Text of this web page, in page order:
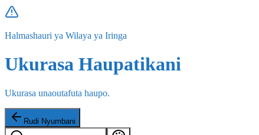
Halmashauri ya Wilaya ya Iringa
Ukurasa Haupatikani
Ukurasa unaoutafuta haupo.
Rudi Nyumbani